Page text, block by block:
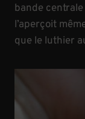
bande
l’aperçoit
que le luthier